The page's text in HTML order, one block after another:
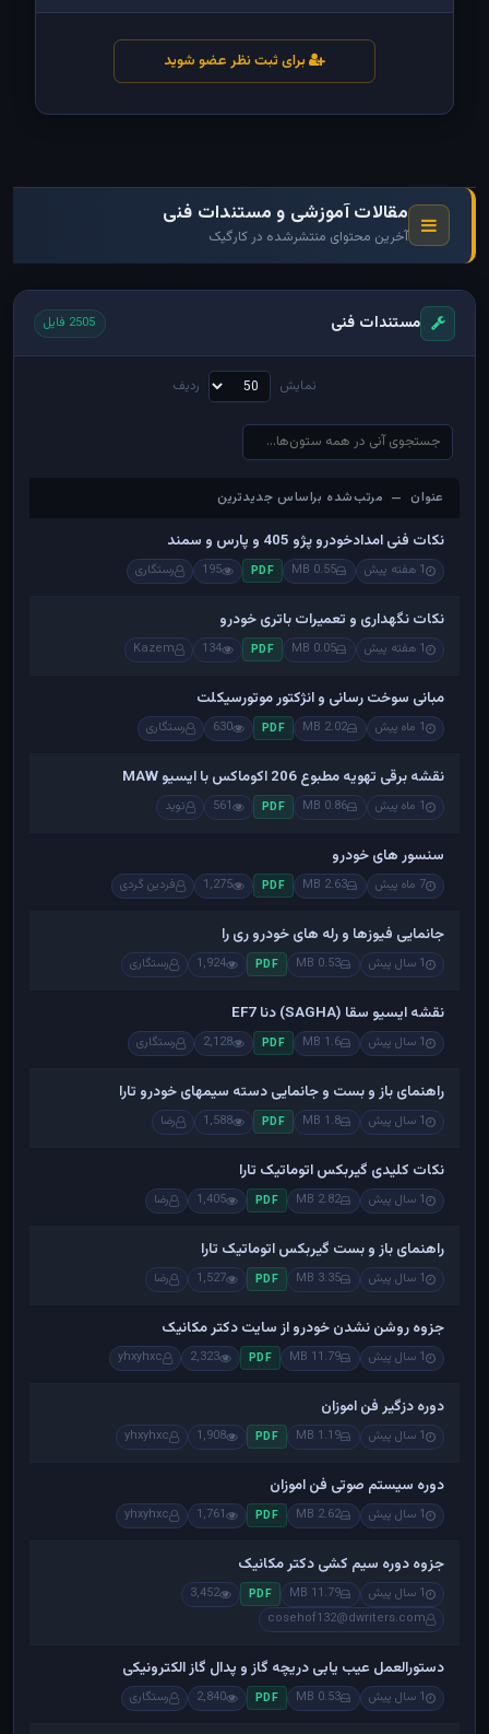
برای ثبت نظر عضو شوید
مقالات آموزشی و مستندات فنی
آخرین محتوای منتشرشده در کارگیک
مستندات فنی 2505 فایل
نمایش ردیف
عنوان — مرتب‌شده براساس جدیدترین
عنوان — مرتب‌شده براساس جدیدترین
نکات فنی امدادخودرو پژو 405 و پارس و سمند
1 هفته پیش 0.55 MB
PDF
195 رستگاری
نکات نگهداری و تعمیرات باتری خودرو
1 هفته پیش 0.05 MB
PDF
134
Kazem
مبانی سوخت رسانی و انژکتور موتورسیکلت
1 ماه پیش 2.02 MB
PDF
630 رستگاری
نقشه برقی تهویه مطبوع 206 اکوماکس با ایسیو MAW
1 ماه پیش 0.86 MB
PDF
561 نوید
سنسور های خودرو
7 ماه پیش 2.63 MB
PDF
1,275 فردین گردی
جانمایی فیوزها و رله های خودرو ری را
1 سال پیش 0.53 MB
PDF
1,924 رستگاری
نقشه ایسیو سقا (SAGHA) دنا EF7
1 سال پیش 1.6 MB
PDF
2,128 رستگاری
راهنمای باز و بست و جانمایی دسته سیمهای خودرو تارا
1 سال پیش 1.8 MB
PDF
1,588 رضا
نکات کلیدی گیربکس اتوماتیک تارا
1 سال پیش 2.82 MB
PDF
1,405 رضا
راهنمای باز و بست گیربکس اتوماتیک تارا
1 سال پیش 3.35 MB
PDF
1,527 رضا
جزوه روشن نشدن خودرو از سایت دکتر مکانیک
1 سال پیش 11.79 MB
PDF
2,323
yhxyhxc
دوره دزگیر فن اموزان
1 سال پیش 1.19 MB
PDF
1,908
yhxyhxc
دوره سیستم صوتی فن اموزان
1 سال پیش 2.62 MB
PDF
1,761
yhxyhxc
جزوه دوره سیم کشی دکتر مکانیک
1 سال پیش 11.79 MB
PDF
3,452
cosehof132@dwriters.com
دستورالعمل عیب یابی دریچه گاز و پدال گاز الکترونیکی
1 سال پیش 0.53 MB
PDF
2,840 رستگاری